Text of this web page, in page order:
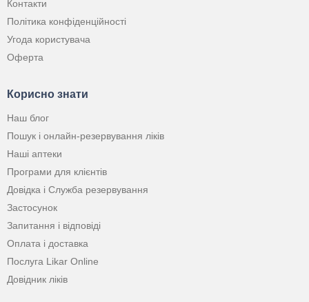
Контакти
Політика конфіденційності
Угода користувача
Оферта
Корисно знати
Наш блог
Пошук і онлайн-резервування ліків
Наші аптеки
Програми для клієнтів
Довідка і Служба резервування
Застосунок
Запитання і відповіді
Оплата і доставка
Послуга Likar Online
Довідник ліків